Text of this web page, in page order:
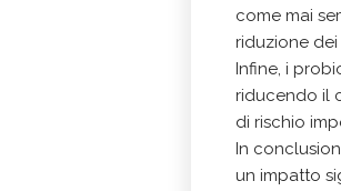
come mai
riduzione
Infine, i
riducendo il
di rischio
In
un impatto